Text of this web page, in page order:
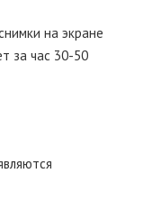
на экране
за час 30-50